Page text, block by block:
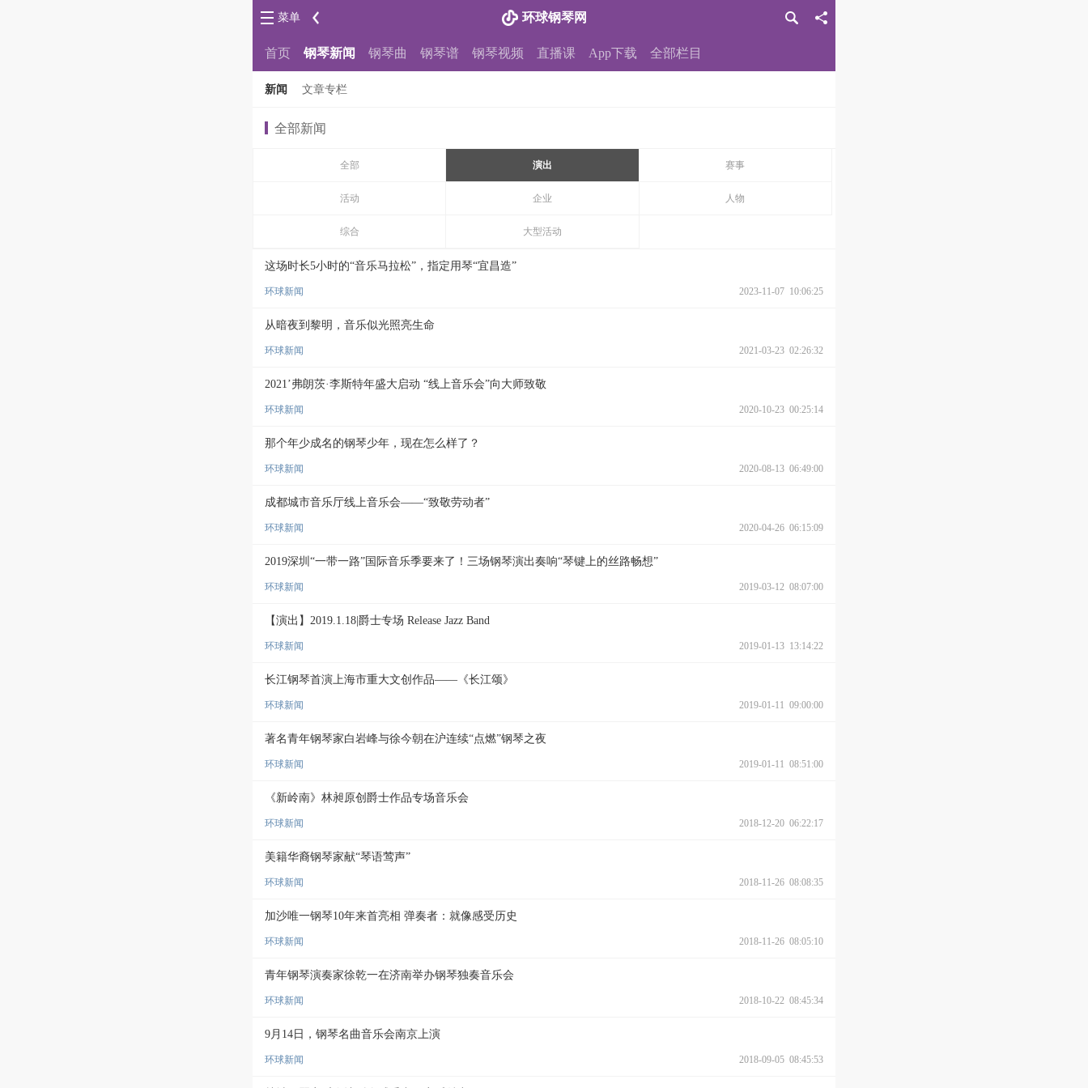
环球钢琴网
菜单
首页 钢琴新闻 钢琴曲 钢琴谱 钢琴视频 直播课 App下载 全部栏目
新闻 文章专栏
全部新闻
全部 演出 赛事
活动 企业 人物
综合 大型活动
这场时长5小时的“音乐马拉松”，指定用琴“宜昌造”
环球新闻 2023-11-07 10:06:25
从暗夜到黎明，音乐似光照亮生命
环球新闻 2021-03-23 02:26:32
2021’弗朗茨·李斯特年盛大启动 “线上音乐会”向大师致敬
环球新闻 2020-10-23 00:25:14
那个年少成名的钢琴少年，现在怎么样了？
环球新闻 2020-08-13 06:49:00
成都城市音乐厅线上音乐会——“致敬劳动者”
环球新闻 2020-04-26 06:15:09
2019深圳“一带一路”国际音乐季要来了！三场钢琴演出奏响“琴键上的丝路畅想”
环球新闻 2019-03-12 08:07:00
【演出】2019.1.18|爵士专场 Release Jazz Band
环球新闻 2019-01-13 13:14:22
长江钢琴首演上海市重大文创作品——《长江颂》
环球新闻 2019-01-11 09:00:00
著名青年钢琴家白岩峰与徐今朝在沪连续“点燃”钢琴之夜
环球新闻 2019-01-11 08:51:00
《新岭南》林昶原创爵士作品专场音乐会
环球新闻 2018-12-20 06:22:17
美籍华裔钢琴家献“琴语莺声”
环球新闻 2018-11-26 08:08:35
加沙唯一钢琴10年来首亮相 弹奏者：就像感受历史
环球新闻 2018-11-26 08:05:10
青年钢琴演奏家徐乾一在济南举办钢琴独奏音乐会
环球新闻 2018-10-22 08:45:34
9月14日，钢琴名曲音乐会南京上演
环球新闻 2018-09-05 08:45:53